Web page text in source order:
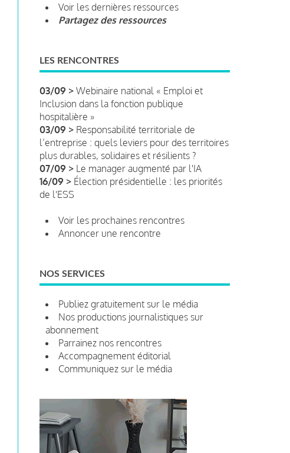
Voir les dernières ressources
Partagez des ressources
LES RENCONTRES
03/09 > Webinaire national « Emploi et
Inclusion dans la fonction publique
hospitalière »
03/09 > Responsabilité territoriale de
l’entreprise : quels leviers pour des territoires
plus durables, solidaires et résilients ?
07/09 > Le manager augmenté par l'IA
16/09 > Élection présidentielle : les priorités
de l'ESS
Voir les prochaines rencontres
Annoncer une rencontre
NOS SERVICES
Publiez gratuitement sur le média
Nos productions journalistiques sur
abonnement
Parrainez nos rencontres
Accompagnement éditorial
Communiquez sur le média